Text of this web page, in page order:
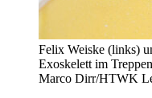
Felix Weiske (links)
Exoskelett im
Marco Dirr/HTWK